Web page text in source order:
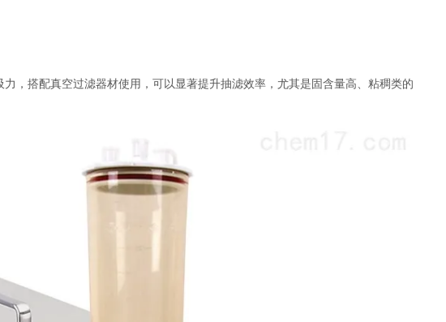
，搭配真空过滤器材使用，可以显著提升抽滤效率，尤其是固含量高、粘稠类的